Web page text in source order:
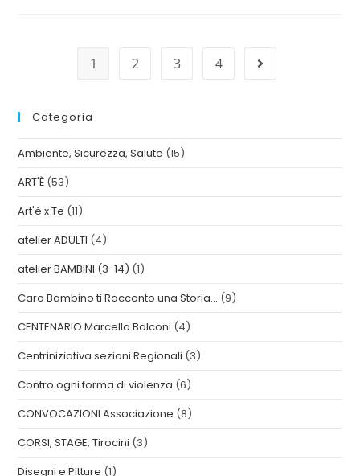
1 2 3 4
Categoria
Ambiente, Sicurezza, Salute (15)
ART'È (53)
Art'è x Te (11)
atelier ADULTI (4)
atelier BAMBINI (3-14) (1)
Caro Bambino ti Racconto una Storia… (9)
CENTENARIO Marcella Balconi (4)
Centriniziativa sezioni Regionali (3)
Contro ogni forma di violenza (6)
CONVOCAZIONI Associazione (8)
CORSI, STAGE, Tirocini (3)
Disegni e Pitture (1)